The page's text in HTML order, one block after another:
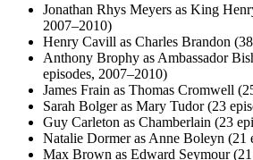
Jonathan Rhys Meyers as King
2007–2010)
Henry Cavill as Charles Brandon
Anthony Brophy as Ambassador
episodes, 2007–2010)
James Frain as Thomas Cromwell
Sarah Bolger as Mary Tudor (23
Guy Carleton as Chamberlain (23
Natalie Dormer as Anne Boleyn (21
Max Brown as Edward Seymour